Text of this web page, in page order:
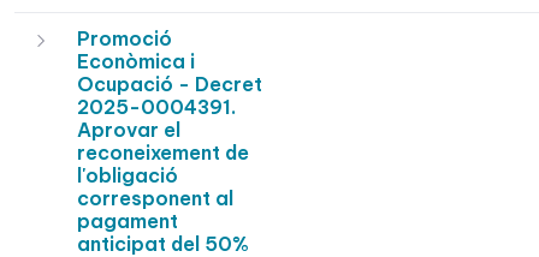
Promoció
Econòmica i
Ocupació - Decret
2025-0004391.
Aprovar el
reconeixement de
l'obligació
corresponent al
pagament
anticipat del 50%